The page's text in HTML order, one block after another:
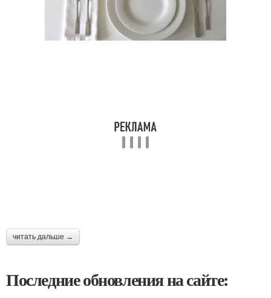
читать дальше →
Последние обновления на сайте: